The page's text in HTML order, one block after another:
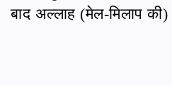
बाद अल्लाह (मेल-मिलाप